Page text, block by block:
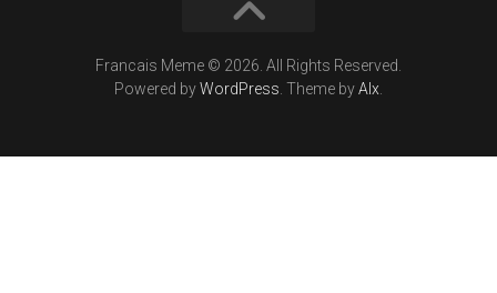
Francais Meme © 2026. All Rights Reserved.
Powered byWordPress . Theme byAlx